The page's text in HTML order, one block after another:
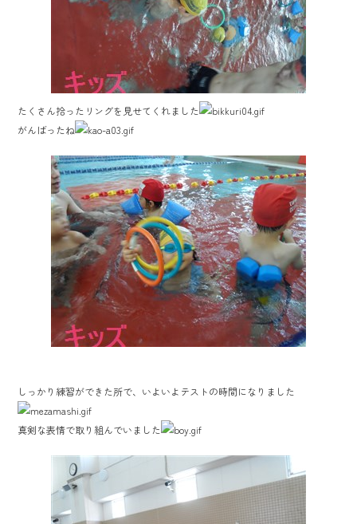
たくさん拾ったリングを見せてくれました
がんばったね
しっかり練習ができた所で、いよいよテストの時間になりました
真剣な表情で取り組んでいました